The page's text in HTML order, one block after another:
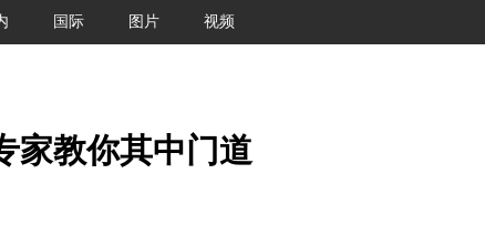
国际 图片 视频
家教你其中门道